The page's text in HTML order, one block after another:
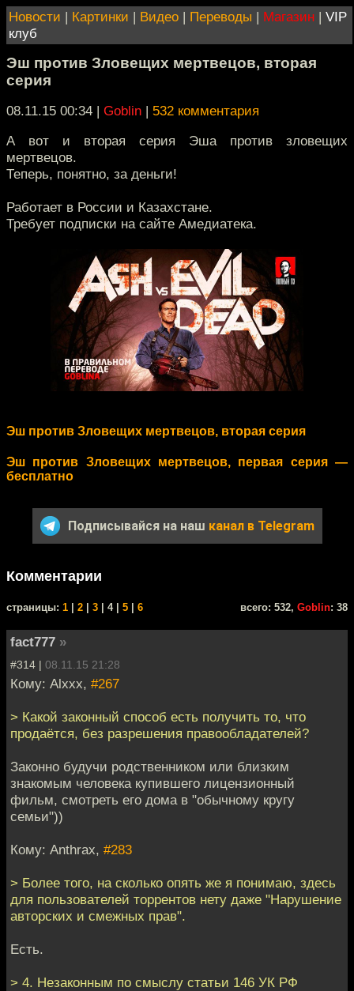
Новости | Картинки | Видео | Переводы | Магазин | VIP
клуб
Эш против Зловещих мертвецов, вторая
серия
08.11.15 00:34 | Goblin | 532 комментария
А вот и вторая серия Эша против зловещих
мертвецов.
Теперь, понятно, за деньги!
Работает в России и Казахстане.
Требует подписки на сайте Амедиатека.
Эш против Зловещих мертвецов, вторая серия
Эш против Зловещих мертвецов, первая серия —
бесплатно
Подписывайся на наш канал в Telegram
Комментарии
cтраницы: 1 2 3 | 4 | 5 6 всего: 532, Goblin: 38
fact777 »
#314 | 08.11.15 21:28
Кому: Alxxx, #267
> Какой законный способ есть получить то, что
продаётся, без разрешения правообладателей?
Законно будучи родственником или близким
знакомым человека купившего лицензионный
фильм, смотреть его дома в "обычному кругу
семьи"))
Кому: Anthrax, #283
> Более того, на сколько опять же я понимаю, здесь
для пользователей торрентов нету даже "Нарушение
авторских и смежных прав".
Есть.
> 4. Незаконным по смыслу статьи 146 УК РФ